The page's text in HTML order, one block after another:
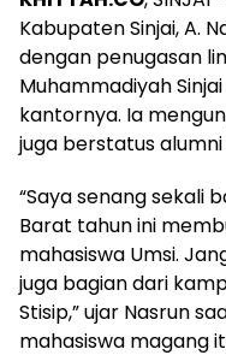
Kabupaten Sinjai, A.
dengan penugasan
Muhammadiyah
kantornya. Ia
juga berstatus
“Saya senang sekali
Barat tahun ini
mahasiswa Umsi.
juga bagian dari
Stisip,” ujar Nasrun
mahasiswa magang